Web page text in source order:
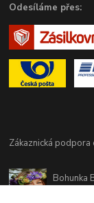
Odesíláme přes:
Zákaznická podpora
Bohunka